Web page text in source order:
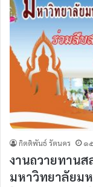
กิตติพันธ์ รัตนคร ๑
งานถวายทาน
มหาวิทยาลัยม